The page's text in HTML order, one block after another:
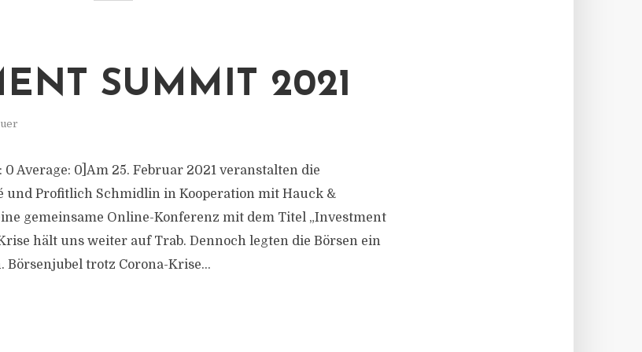
SUMMIT 2021
Average: 0]Am 25. Februar 2021 veranstalten die
und Profitlich Schmidlin in Kooperation mit Hauck &
gemeinsame Online-Konferenz mit dem Titel „Investment
hält uns weiter auf Trab. Dennoch legten die Börsen ein
trotz Corona-Krise...